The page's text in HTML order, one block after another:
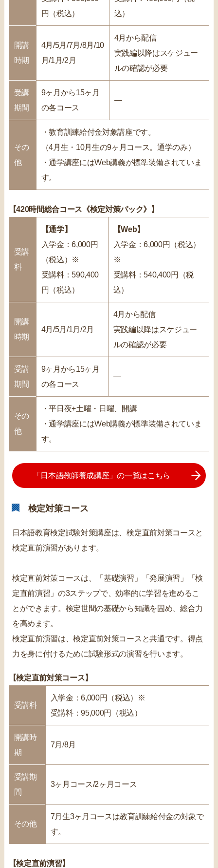
円（税込）
込）
開講
時期
4月/5月/7月/8月/10
月/1月/2月
4月から配信
実践編以降はスケジュー
ルの確認が必要
受講
期間
9ヶ月から15ヶ月
の各コース
―
その
他
・教育訓練給付金対象講座です。
（4月生・10月生の9ヶ月コース。通学のみ）
・通学講座にはWeb講義が標準装備されていま
す。
【420時間総合コース《検定対策パック》】
受講
料
【通学】
入学金：6,000円
（税込）※
受講料：590,400
円（税込）
【Web】
入学金：6,000円（税込）
※
受講料：540,400円（税
込）
開講
時期
4月/5月/1月/2月
4月から配信
実践編以降はスケジュー
ルの確認が必要
受講
期間
9ヶ月から15ヶ月
の各コース
―
その
他
・平日夜+土曜・日曜、開講
・通学講座にはWeb講義が標準装備されていま
す。
「日本語教師養成講座」の一覧はこちら
検定対策コース
日本語教育検定試験対策講座は、検定直前対策コースと
検定直前演習があります。
検定直前対策コースは、「基礎演習」「発展演習」「検
定直前演習」の3ステップで、効率的に学習を進めるこ
とができます。検定世間の基礎から知識を固め、総合力
を高めます。
検定直前演習は、検定直前対策コースと共通です。得点
力を身に付けるために試験形式の演習を行います。
【検定直前対策コース】
受講料
入学金：6,000円（税込）※
受講料：95,000円（税込）
開講時
期
7月/8月
受講期
間
3ヶ月コース/2ヶ月コース
その他
7月生3ヶ月コースは教育訓練給付金の対象で
す。
【検定直前演習】